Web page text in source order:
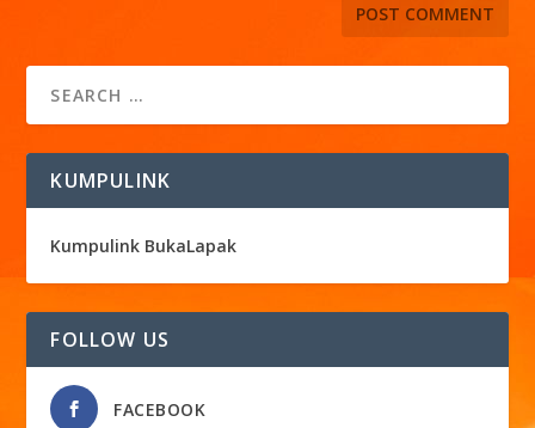
KUMPULINK
Kumpulink BukaLapak
FOLLOW US
FACEBOOK